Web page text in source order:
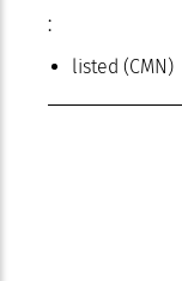
:
listed (CMN)